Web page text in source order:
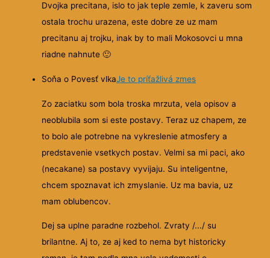
Dvojka precitana, islo to jak teple zemle, k zaveru som
ostala trochu urazena, este dobre ze uz mam
precitanu aj trojku, inak by to mali Mokosovci u mna
riadne nahnute🙂
Soňa o Povesť vlkaJe to príťažlivá zmes
Zo zaciatku som bola troska mrzuta, vela opisov a
neoblubila som si este postavy. Teraz uz chapem, ze
to bolo ale potrebne na vykreslenie atmosfery a
predstavenie vsetkych postav. Velmi sa mi paci, ako
(necakane) sa postavy vyvijaju. Su inteligentne,
chcem spoznavat ich zmyslanie. Uz ma bavia, uz
mam oblubencov.
Dej sa uplne paradne rozbehol. Zvraty /.../ su
brilantne. Aj to, ze aj ked to nema byt historicky